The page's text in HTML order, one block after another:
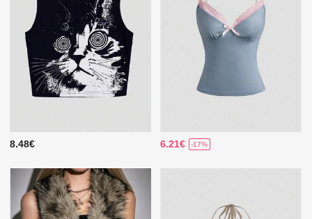
8.48€ 6.21€ -17%